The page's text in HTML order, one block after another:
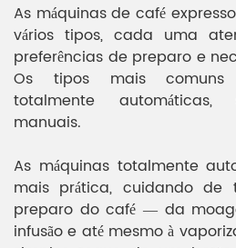
As máquinas de café
vários tipos, cada uma
preferências de preparo e
Os tipos mais comuns
totalmente automáticas,
manuais.
As máquinas totalmente
mais prática, cuidando
preparo do café — da
infusão e até mesmo à